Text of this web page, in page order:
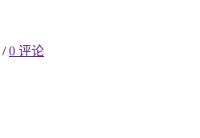
/ 0 评论